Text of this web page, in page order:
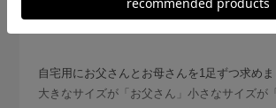
自宅用にお父さんとお母さんを1足ずつ求めま
大きなサイズが「お父さん」小さなサイズが